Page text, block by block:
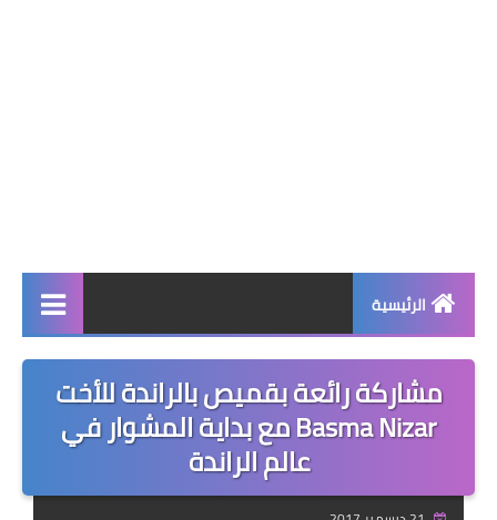
الرئيسية
صحة وجمال
نصائح ومعلومات
الخياطة التقليدية
دروس الراندة للمبتدئات
مشاركة رائعة بقميص بالراندة للأخت
‏‎Basma Nizar‎‏ مع بداية المشوار في
عالم الراندة